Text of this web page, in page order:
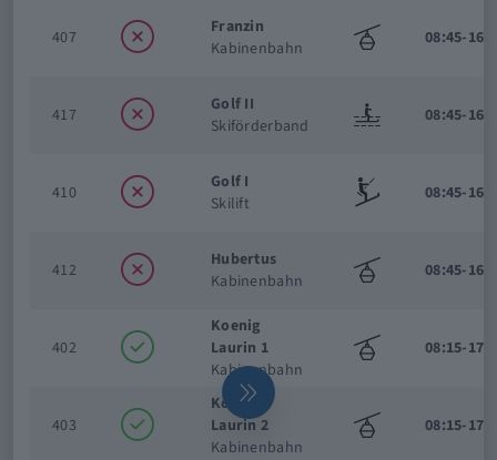
407
Franzin
Kabinenbahn
08:45-
417
Golf II
Skiförderband
08:45-
410
Golf I
Skilift
08:45-
412
Hubertus
Kabinenbahn
08:45-
402
Koenig
Laurin 1
Kabinenbahn
08:15-
403
Koenig
Laurin 2
Kabinenbahn
08:15-